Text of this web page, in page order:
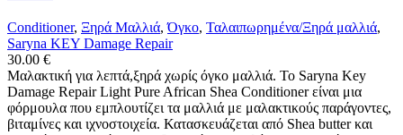
Conditioner, Ξηρά Μαλλιά,Όγκο, Ταλαιπωρημένα/Ξηρά μαλλιά,
Saryna KEY Damage Repair
30.00 €
Μαλακτική για λεπτά,ξηρά χωρίς όγκο μαλλιά. Το Saryna Key
Damage Repair Light Pure African Shea Conditioner είναι μια
φόρμουλα που εμπλουτίζει τα μαλλιά με μαλακτικούς παράγοντες,
βιταμίνες και ιχνοστοιχεία. Κατασκευάζεται από Shea butter και